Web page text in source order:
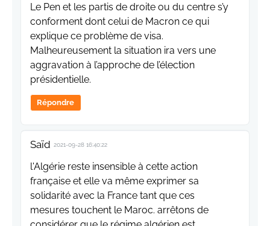
Le Pen et les partis de droite ou du centre s’y
conforment dont celui de Macron ce qui
explique ce problème de visa.
Malheureusement la situation ira vers une
aggravation à l’approche de l’élection
présidentielle.
Répondre
Saïd 2021-09-28 16:40:22
l'Algérie reste insensible à cette action
française et elle va même exprimer sa
solidarité avec la France tant que ces
mesures touchent le Maroc. arrêtons de